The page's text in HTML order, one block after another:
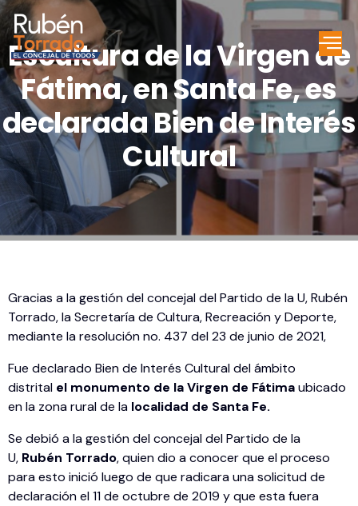
Escultura de la Virgen de
Fátima, en Santa Fe, es
declarada Bien de Interés
Cultural
Gracias a la gestión del concejal del Partido de la U, Rubén
Torrado, la Secretaría de Cultura, Recreación y Deporte,
mediante la resolución no. 437 del 23 de junio de 2021,
Fue declarado Bien de Interés Cultural del ámbito
distrital el monumento de la Virgen de Fátimaubicado
en la zona rural de la localidad de Santa Fe.
Se debió a la gestión del concejal del Partido de la
U, Rubén Torrado, quien dio a conocer que el proceso
para esto inició luego de que radicara una solicitud de
declaración el 11 de octubre de 2019 y que esta fuera